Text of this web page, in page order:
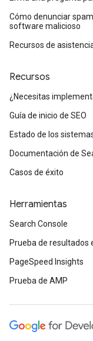
Cómo denunciar
software malicioso
Recursos de
Recursos
¿Necesitas
Guía de inicio de SEO
Estado de los
Documentación de
Casos de éxito
Herramientas
Search Console
Prueba de resultados
PageSpeed Insights
Prueba de AMP